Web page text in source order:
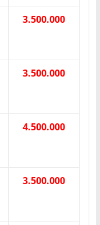
3.500.000
3.500.000
4.500.000
3.500.000